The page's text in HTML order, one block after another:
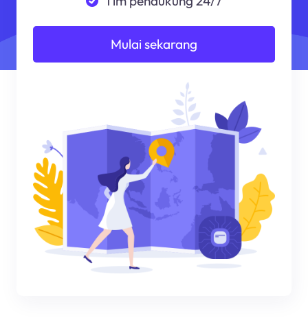
Mulai sekarang